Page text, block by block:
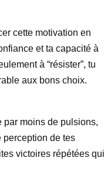
cette motivation en
et ta capacité à
à “résister”, tu
aux bons choix.
par moins de pulsions,
perception de tes
victoires répétées qui